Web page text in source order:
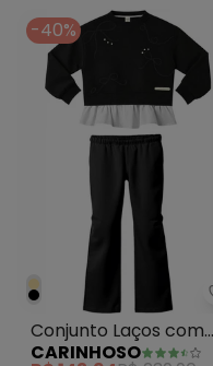
-40%
Conjunto Laços com
Moletom Preto
CARINHOSO